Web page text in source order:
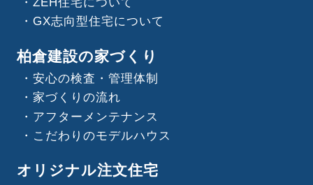
GX志向型住宅について
柏倉建設の家づくり
安心の検査・管理体制
家づくりの流れ
アフターメンテナンス
こだわりのモデルハウス
オリジナル注文住宅